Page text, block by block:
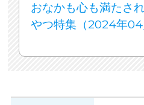
おなかも心も満たさ
やつ特集（2024年04